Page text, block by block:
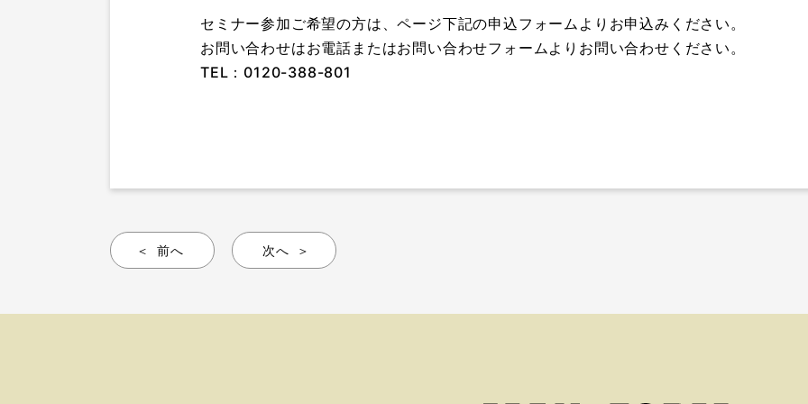
セミナー参加ご希望の方は、ページ下記の申込フォームよりお申込みください。
お問い合わせはお電話またはお問い合わせフォームよりお問い合わせください。
TEL：0120-388-801
前へ 次へ